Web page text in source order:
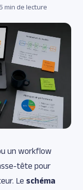
min de lecture
un workflow
tête pour
Le schéma